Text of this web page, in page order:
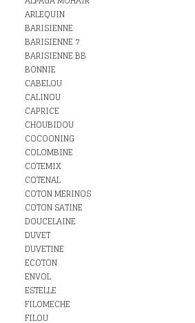
ARLEQUIN
BARISIENNE
BARISIENNE 7
BARISIENNE BB
BONNIE
CABELOU
CALINOU
CAPRICE
CHOUBIDOU
COCOONING
COLOMBINE
COTEMIX
COTENAL
COTON MERINOS
COTON SATINE
DOUCELAINE
DUVET
DUVETINE
ECOTON
ENVOL
ESTELLE
FILOMECHE
FILOU